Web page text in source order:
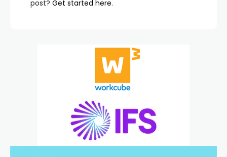
post? Get started here.